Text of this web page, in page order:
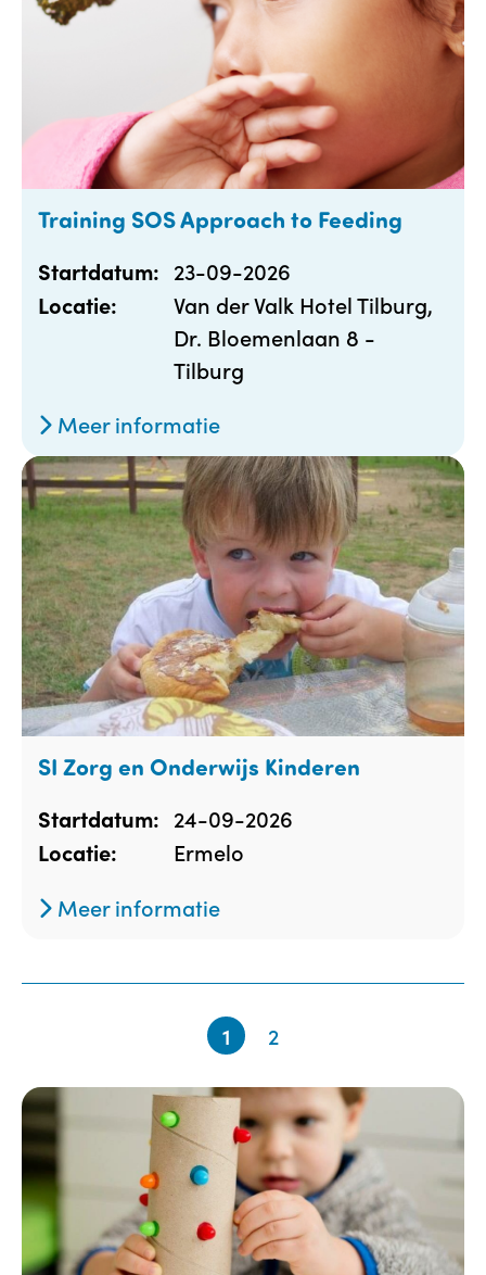
Training SOS Approach to Feeding
Startdatum: 23-09-2026
Locatie:
Van der Valk Hotel Tilburg,
Dr. Bloemenlaan 8 -
Tilburg
Meer informatie
SI Zorg en Onderwijs Kinderen
Startdatum: 24-09-2026
Locatie:
Ermelo
Meer informatie
1 2